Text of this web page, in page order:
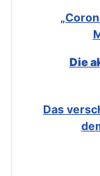
Die
Das